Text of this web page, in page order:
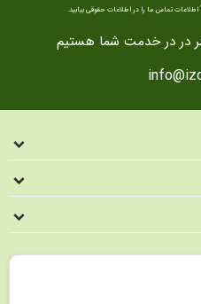
اطلاعات تماس ما را در اطلاعات حقوقی بیابید.